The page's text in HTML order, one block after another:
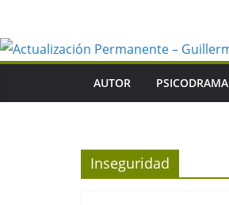
contenido
AUTOR PSICODRAMA
Inseguridad